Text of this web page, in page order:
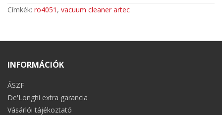
Címkék: ro4051 , vacuum cleaner artec
INFORMÁCIÓK
ÁSZF
De'Longhi extra garancia
Vásárlói tájékoztató